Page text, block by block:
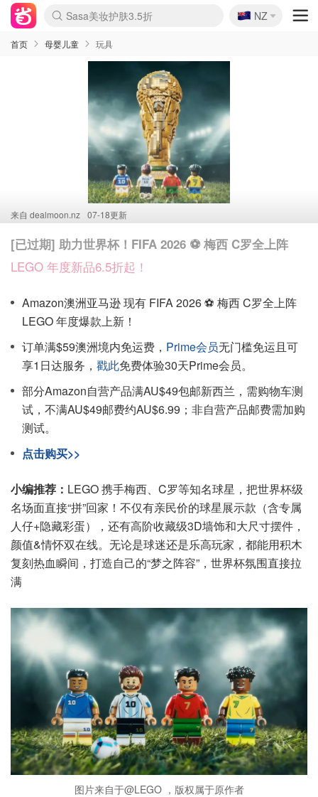
lululemon折扣上新
Sasa美妆护肤3.5折
SSENSE年中3折
FreshBeauty好价汇总
Cettire降价+叠9折
WWS Coles超市实拍
viagogo二手票捡漏
Myer超级周末1折
The Outnet奢牌1折起
David Jones 3折起
Flannels大牌1折
Perfumes Club护肤1折
AMIRO返校季6.2折
Amazon折扣汇总
eToro入金$200送$50
Amazon数码好物
ICONIC本周7.5折
ThedoubleF高奢地板价
Moose Knuckles 6折
丝芙兰5折起
EUFY官网3.7折起
Selenichast首饰2折
Trip机票酒店促销
YSL送5件彩妆礼
Amazon家居好物
Amazon美妆护肤
雅漾大喷$8
过敏原检测盒$33
伊索独家赠50ml沐浴露
科颜氏清仓3折
SEALIFE海洋馆门票6折
丝塔芙大白罐$16
订阅Newsletter送香薰
Cult Beauty 6.8折
Harrods圣诞日历2.3折
LN-CC奢牌私促3折
d'Alba空姐喷雾$16
EVE LOM套装逆天2折
Bernardelli独家4折
Adore Beauty 6折起
CT圣诞日历
Mytheresa奢品2.7折
Luxury Escapes 9折
Currentbody美容仪9折
MOON Garden Live
Roborock扫地机3.7折
Tingo Life水杯$24
Valentino官网5折
CR洗发护发6.3折
修丽可套装7.4折
Myer彩妆2件7折
GANNI官网4.5折
Stylevana韩妆4折
Tessabit高奢8.5折
OGX洗护4折
Amazon阿德莱德次日达
卡诗8.5折+赠礼
Philips Hue灯具8折
🇳🇿
NZ
首页 母婴儿童 玩具
来自 dealmoon.nz 07-18更新
[已过期] 助力世界杯！FIFA 2026 ⚽️ 梅西 C罗全上阵
LEGO 年度新品6.5折起！
Amazon澳洲亚马逊 现有 FIFA 2026 ⚽️ 梅西 C罗全上阵
LEGO 年度爆款上新！
订单满$59澳洲境内免运费， Prime会员无门槛免运且可
享1日达服务， 戳此免费体验30天Prime会员。
部分Amazon自营产品满AU$49包邮新西兰，需购物车测
试，不满AU$49邮费约AU$6.99；非自营产品邮费需加购
测试。
点击购买>>
小编推荐： LEGO 携手梅西、C罗等知名球星，把世界杯级
名场面直接“拼”回家！不仅有亲民价的球星展示款（含专属
人仔+隐藏彩蛋），还有高阶收藏级3D墙饰和大尺寸摆件，
颜值&情怀双在线。无论是球迷还是乐高玩家，都能用积木
复刻热血瞬间，打造自己的“梦之阵容”，世界杯氛围直接拉
满
图片来自于@LEGO ，版权属于原作者